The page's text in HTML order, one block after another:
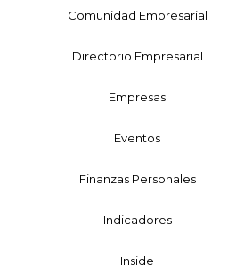
Comunidad Empresarial
Directorio Empresarial
Empresas
Eventos
Finanzas Personales
Indicadores
Inside